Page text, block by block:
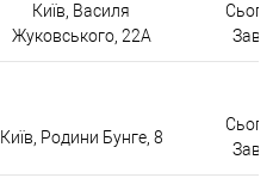
Київ, Василя
Жуковського, 22А
Київ, Родини Бунге, 8